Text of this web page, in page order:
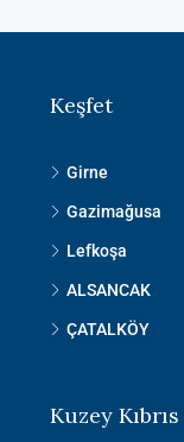
Keşfet
Girne
Gazimağusa
Lefkoşa
ALSANCAK
ÇATALKÖY
Kuzey Kıbrıs